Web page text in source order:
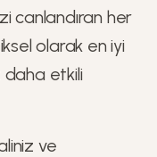
canlandıran her
olarak en iyi
daha etkili
ve